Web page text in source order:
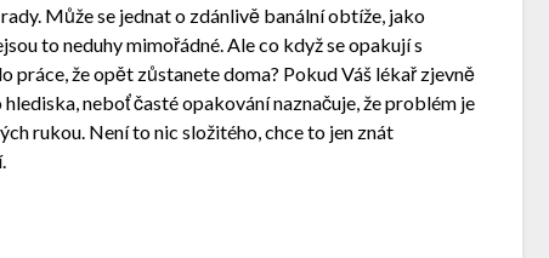
Může se jednat o zdánlivě banální obtíže, jako
to neduhy mimořádné. Ale co když se opakují s
že opět zůstanete doma? Pokud Váš lékař zjevně
neboť časté opakování naznačuje, že problém je
rukou. Není to nic složitého, chce to jen znát